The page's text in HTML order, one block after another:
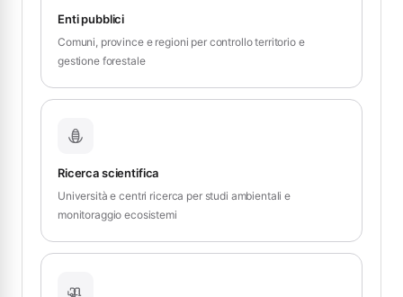
Enti pubblici
Comuni, province e regioni per controllo territorio e
gestione forestale
Ricerca scientifica
Università e centri ricerca per studi ambientali e
monitoraggio ecosistemi